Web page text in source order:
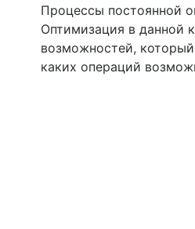
Процессы постоянной
Оптимизация в данной
возможностей,
каких операций